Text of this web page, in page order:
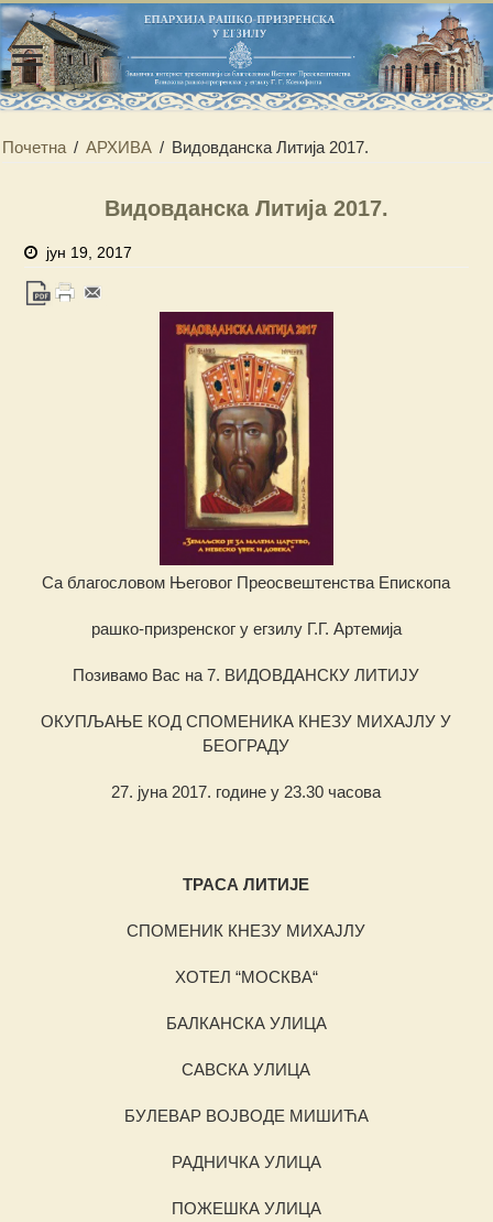
Почетна / АРХИВА / Видовданска Литија 2017.
Видовданска Литија 2017.
јун 19, 2017
Са благословом Његовог Преосвештенства Епископа
рашко-призренског у егзилу Г.Г. Артемија
Позивамо Вас на 7. ВИДОВДАНСКУ ЛИТИЈУ
ОКУПЉАЊЕ КОД СПОМЕНИКА КНЕЗУ МИХАЈЛУ У
БЕОГРАДУ
27. јуна 2017. године у 23.30 часова
ТРАСА ЛИТИЈЕ
СПОМЕНИК КНЕЗУ МИХАЈЛУ
ХОТЕЛ “МОСКВА“
БАЛКАНСКА УЛИЦА
САВСКА УЛИЦА
БУЛЕВАР ВОЈВОДЕ МИШИЋА
РАДНИЧКА УЛИЦА
ПОЖЕШКА УЛИЦА